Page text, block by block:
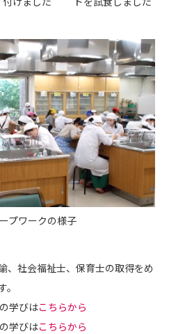
ープワークの様子
、社会福祉士、保育士の取得をめ
学びはこちらから
学びはこちらから